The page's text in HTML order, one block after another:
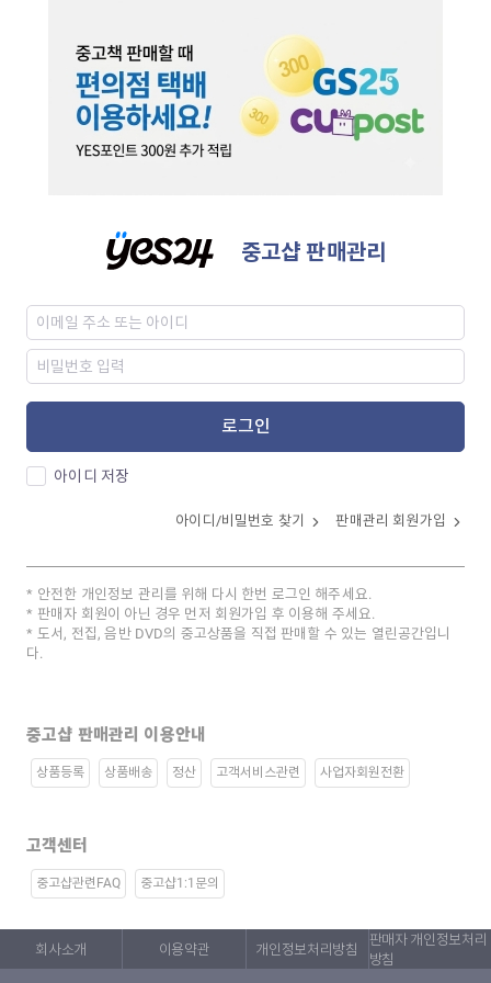
중고샵 판매관리
로그인
아이디 저장
아이디/비밀번호 찾기 판매관리 회원가입
안전한 개인정보 관리를 위해 다시 한번 로그인 해주세요.
판매자 회원이 아닌 경우 먼저 회원가입 후 이용해 주세요.
도서, 전집, 음반 DVD의 중고상품을 직접 판매할 수 있는 열린공간입니
다.
중고샵 판매관리 이용안내
상품등록 상품배송 정산 고객서비스관련 사업자회원전환
고객센터
중고샵관련FAQ 중고샵1:1문의
회사소개 이용약관 개인정보처리방침
판매자 개인정보처리
방침